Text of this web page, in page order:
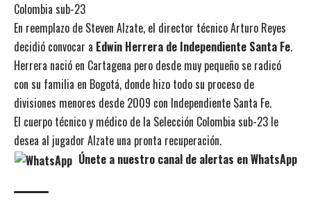
Colombia sub-23
En reemplazo de Steven Alzate, el director técnico Arturo Reyes
decidió convocar a Edwin Herrera de Independiente Santa Fe.
Herrera nació en Cartagena pero desde muy pequeño se radicó
con su familia en Bogotá, donde hizo todo su proceso de
divisiones menores desde 2009 con Independiente Santa Fe.
El cuerpo técnico y médico de la Selección Colombia sub-23 le
desea al jugador Alzate una pronta recuperación.
Únete a nuestro canal de alertas en WhatsApp